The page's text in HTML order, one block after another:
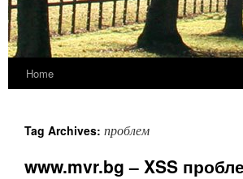
Skip
content
Home
Tag Archives: проблем
www.mvr.bg – XSS